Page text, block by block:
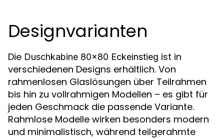
Designvarianten
Die Duschkabine 80x80 Eckeinstieg ist in
verschiedenen Designs erhältlich. Von
rahmenlosen Glaslösungen über Teilrahmen
bis hin zu vollrahmigen Modellen – es gibt für
jeden Geschmack die passende Variante.
Rahmlose Modelle wirken besonders modern
und minimalistisch, während teilgerahmte